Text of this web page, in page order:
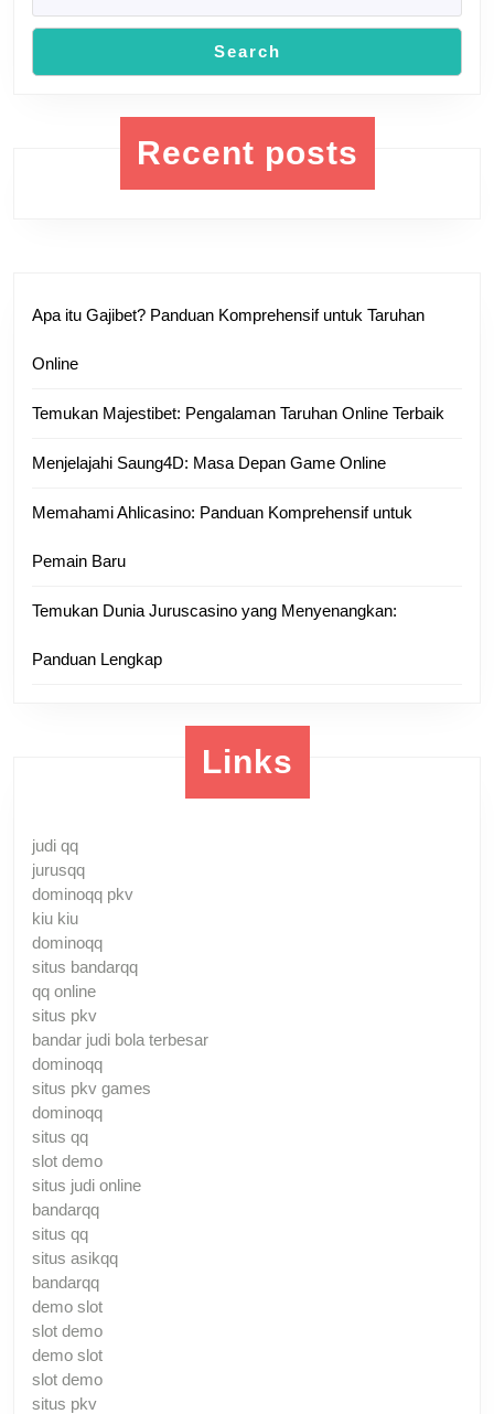
Search
Recent posts
Apa itu Gajibet? Panduan Komprehensif untuk Taruhan
Online
Temukan Majestibet: Pengalaman Taruhan Online Terbaik
Menjelajahi Saung4D: Masa Depan Game Online
Memahami Ahlicasino: Panduan Komprehensif untuk
Pemain Baru
Temukan Dunia Juruscasino yang Menyenangkan:
Panduan Lengkap
Links
judi qq
jurusqq
dominoqq pkv
kiu kiu
dominoqq
situs bandarqq
qq online
situs pkv
bandar judi bola terbesar
dominoqq
situs pkv games
dominoqq
situs qq
slot demo
situs judi online
bandarqq
situs qq
situs asikqq
bandarqq
demo slot
slot demo
demo slot
slot demo
situs pkv